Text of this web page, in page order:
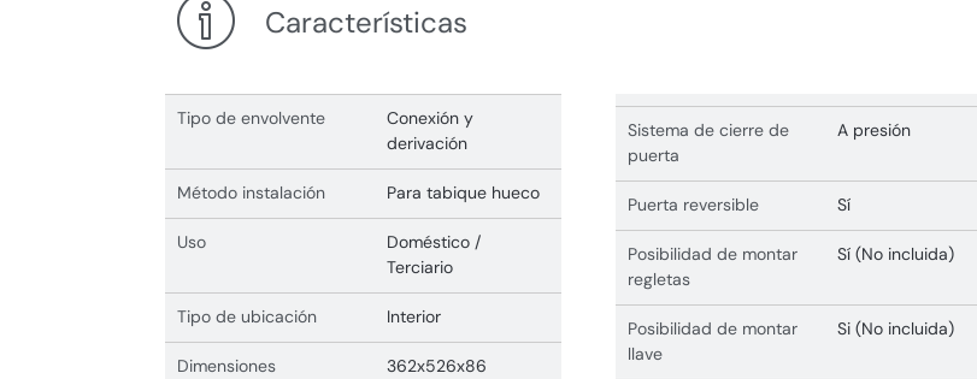
Características
Tipo de envolvente
Conexión y
derivación
Método instalación Para tabique hueco
Uso
Doméstico /
Terciario
Tipo de ubicación Interior
Dimensiones
362x526x86
Sistema de cierre de
puerta
A presión
Puerta reversible Sí
Posibilidad de montar
regletas
Sí (No incluida)
Posibilidad de montar
llave
Si (No incluida)